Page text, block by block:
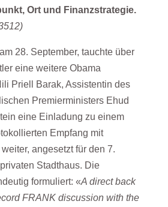
Ort und Finanzstrategie.
28. September, tauchte über
eine weitere Obama
Priell Barak, Assistentin des
Premierministers Ehud
eine Einladung zu einem
Empfang mit
angesetzt für den 7.
Stadthaus. Die
formuliert: «A direct back
FRANK discussion with the